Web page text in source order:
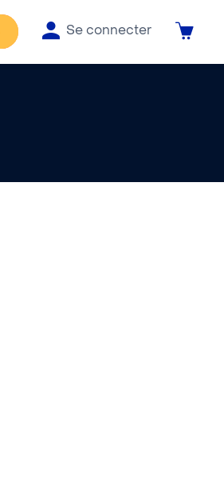
Se connecter